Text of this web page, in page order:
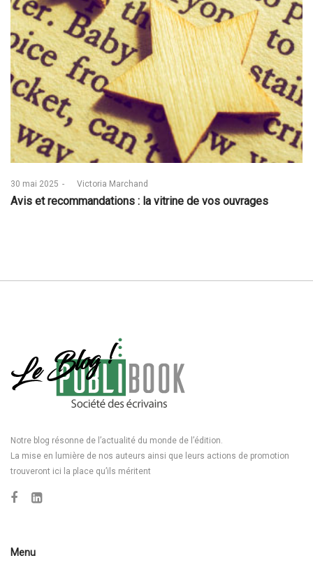
Posted
on
30 mai 2025 byVictoria Marchand
Avis et recommandations : la vitrine de vos ouvrages
Notre blog résonne de l’actualité du monde de l’édition.
La mise en lumière de nos auteurs ainsi que leurs actions de promotion
trouveront ici la place qu’ils méritent
Menu